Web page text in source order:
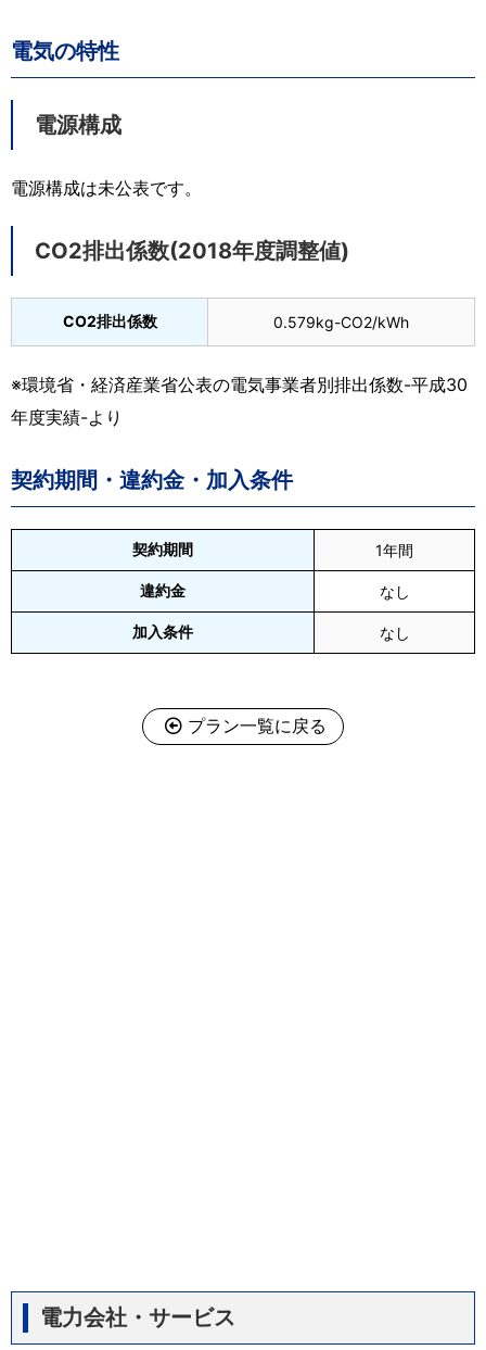
電気の特性
電源構成
電源構成は未公表です。
CO2排出係数(2018年度調整値)
CO2排出係数 0.579kg-CO2/kWh
※環境省・経済産業省公表の電気事業者別排出係数-平成30
年度実績-より
契約期間・違約金・加入条件
契約期間 1年間
違約金 なし
加入条件 なし
プラン一覧に戻る
電力会社・サービス